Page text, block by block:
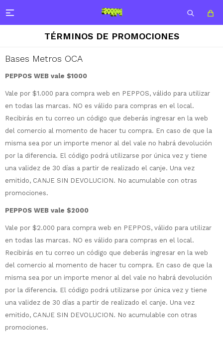

TÉRMINOS DE PROMOCIONES
Bases Metros OCA
PEPPOS WEB vale $1000
Vale por $1.000 para compra web en PEPPOS, válido para utilizar
en todas las marcas. NO es válido para compras en el local.
Recibirás en tu correo un código que deberás ingresar en la web
del comercio al momento de hacer tu compra. En caso de que la
misma sea por un importe menor al del vale no habrá devolución
por la diferencia. El código podrá utilizarse por única vez y tiene
una validez de 30 días a partir de realizado el canje. Una vez
emitido, CANJE SIN DEVOLUCION. No acumulable con otras
promociones.
PEPPOS WEB vale $2000
Vale por $2.000 para compra web en PEPPOS, válido para utilizar
en todas las marcas. NO es válido para compras en el local.
Recibirás en tu correo un código que deberás ingresar en la web
del comercio al momento de hacer tu compra. En caso de que la
misma sea por un importe menor al del vale no habrá devolución
por la diferencia. El código podrá utilizarse por única vez y tiene
una validez de 30 días a partir de realizado el canje. Una vez
emitido, CANJE SIN DEVOLUCION. No acumulable con otras
promociones.